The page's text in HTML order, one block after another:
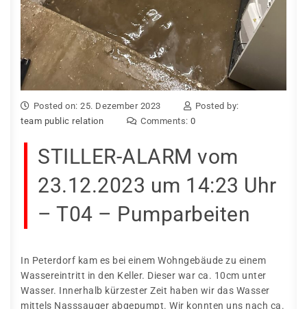
Posted on: 25. Dezember 2023
Posted by:
team public relation
Comments: 0
STILLER-ALARM vom
23.12.2023 um 14:23 Uhr
– T04 – Pumparbeiten
In Peterdorf kam es bei einem Wohngebäude zu einem
Wassereintritt in den Keller. Dieser war ca. 10cm unter
Wasser. Innerhalb kürzester Zeit haben wir das Wasser
mittels Nasssauger abgepumpt. Wir konnten uns nach ca.